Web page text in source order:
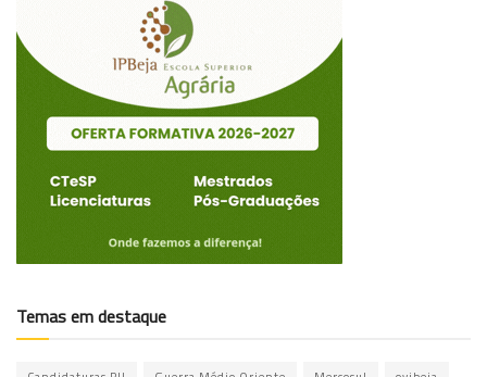
Temas em destaque